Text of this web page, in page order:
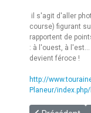
il s'agit d'aller
course) figurant
rapportent de
: à l'ouest, à
devient féroce !
http://
Planeur/